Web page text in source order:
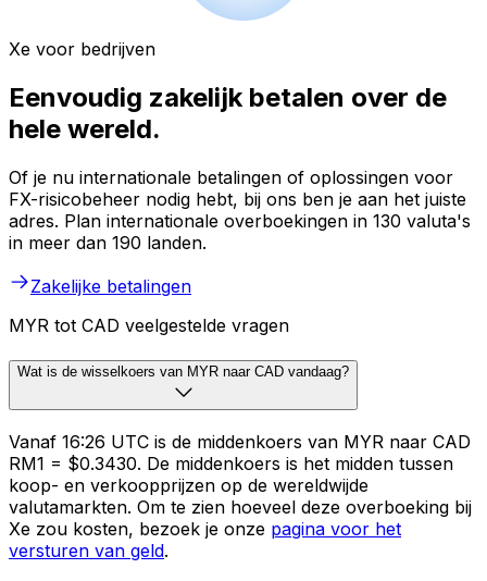
Xe voor bedrijven
Eenvoudig zakelijk betalen over de
hele wereld.
Of je nu internationale betalingen of oplossingen voor
FX-risicobeheer nodig hebt, bij ons ben je aan het juiste
adres. Plan internationale overboekingen in 130 valuta's
in meer dan 190 landen.
Zakelijke betalingen
MYR tot CAD veelgestelde vragen
Wat is de wisselkoers van MYR naar CAD vandaag?
Vanaf 16:26 UTC is de middenkoers van MYR naar CAD
RM1 = $0.3430. De middenkoers is het midden tussen
koop- en verkoopprijzen op de wereldwijde
valutamarkten. Om te zien hoeveel deze overboeking bij
Xe zou kosten, bezoek je onze pagina voor het
versturen van geld.